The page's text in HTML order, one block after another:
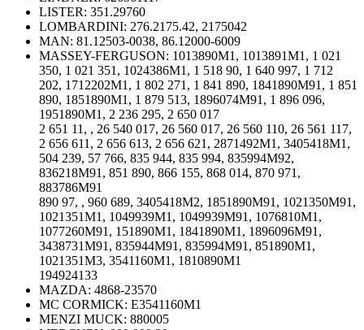
LISTER: 351.29760
LOMBARDINI: 276.2175.42, 2175042
MAN: 81.12503-0038, 86.12000-6009
MASSEY-FERGUSON: 1013890M1, 1013891M1, 1 021
350, 1 021 351, 1024386M1, 1 518 90, 1 640 997, 1 712
202, 1712202M1, 1 802 271, 1 841 890, 1841890M91, 1 851
890, 1851890M1, 1 879 513, 1896074M91, 1 896 096,
1951890M1, 2 236 295, 2 650 017
2 651 11, , 26 540 017, 26 560 017, 26 560 110, 26 561 117,
2 656 611, 2 656 613, 2 656 621, 2871492M1, 3405418M1,
504 239, 57 766, 835 944, 835 994, 835994M92,
836218M91, 851 890, 866 155, 868 014, 870 971,
883786M91
890 97, , 960 689, 3405418M2, 1851890M91, 1021350M91,
1021351M1, 1049939M1, 1049939M91, 1076810M1,
1077260M91, 151890M1, 1841890M1, 1896096M91,
3438731M91, 835944M91, 835994M91, 851890M1,
1021351M3, 3541160M1, 1810890M1
194924133
MAZDA: 4868-23570
MC CORMICK: E3541160M1
MENZI MUCK: 880005